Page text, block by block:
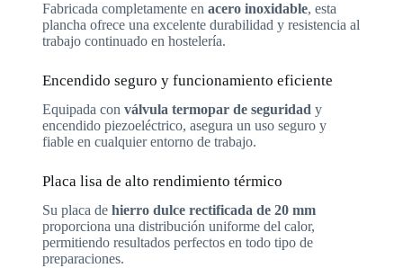
Fabricada completamente en acero inoxidable, esta
plancha ofrece una excelente durabilidad y resistencia al
trabajo continuado en hostelería.
Encendido seguro y funcionamiento eficiente
Equipada con válvula termopar de seguridad y
encendido piezoeléctrico, asegura un uso seguro y
fiable en cualquier entorno de trabajo.
Placa lisa de alto rendimiento térmico
Su placa de hierro dulce rectificada de 20 mm
proporciona una distribución uniforme del calor,
permitiendo resultados perfectos en todo tipo de
preparaciones.